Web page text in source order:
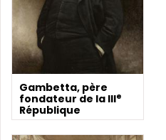
Gambetta, père
fondateur de la IIIe
République